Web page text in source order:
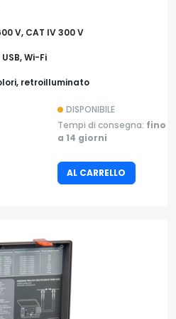
V, CAT IV 300 V
USB, Wi-Fi
retroilluminato
DISPONIBILE
Tempi di consegna: fino
a 14 giorni
AL CARRELLO